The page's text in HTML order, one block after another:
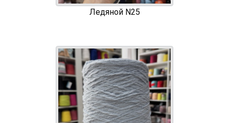
Ледяной N25